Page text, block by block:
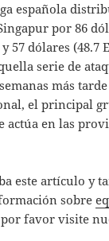
española
por 86
57 dólares (48.7
serie de
más
el principal
actúa en las
este artículo y
sobre
por favor visite